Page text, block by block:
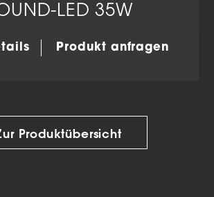
LED 35W
Produkt anfragen
Produktübersicht